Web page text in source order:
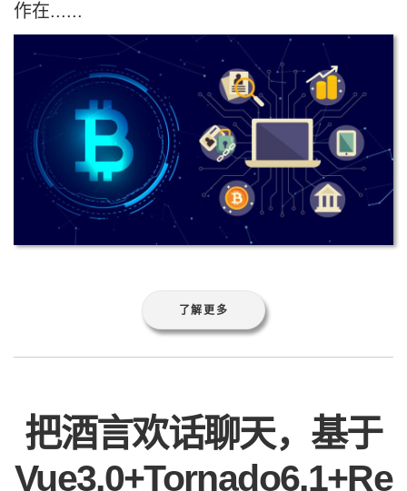
作在......
了解更多
把酒言欢话聊天，基于
Vue3.0+Tornado6.1+Re